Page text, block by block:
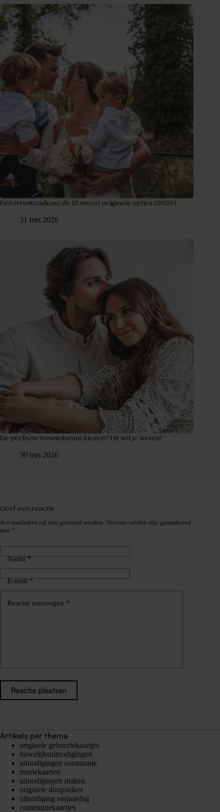
Een trouwcadeau: de 15 meest originele opties (2026).
31 mei 2026
De perfecte trouwdatum kiezen? Dit wil je weten!
30 mei 2026
Geef een reactie
Je e-mailadres zal niet getoond worden. Vereiste velden zijn gemarkeerd
met *
Naam*
E-mail*
Reactie toevoegen *
Reactie plaatsen
Artikels per thema
originele geboortekaartjes
huwelijksuitnodigingen
uitnodigingen communie
trouwkaarten
uitnodigingen maken
originele doopsuiker
uitnodiging verjaardag
communiekaartjes